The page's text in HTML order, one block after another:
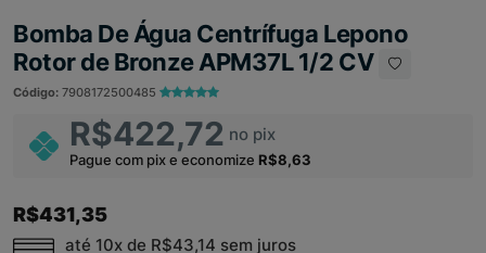
Bomba De Água Centrífuga Lepono
Rotor de Bronze APM37L 1/2 CV
Código: 7908172500485
R$422,72 no pix
Pague com pix e economize R$8,63
R$431,35
até 10x de R$43,14 sem juros